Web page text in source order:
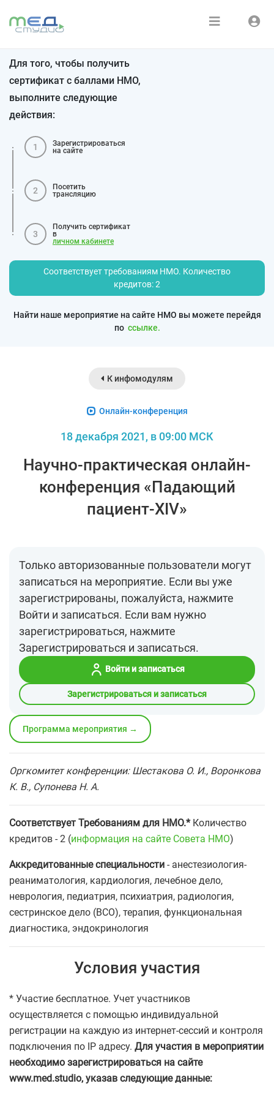
Зарегистрироваться
Для того, чтобы получить
сертификат с баллами НМО,
выполните следующие
действия:
1
Зарегистрироваться
на сайте
2
Посетить
трансляцию
3
Получить сертификат
в
личном кабинете
Соответствует требованиям НМО. Количество
кредитов: 2
Найти наше мероприятие на сайте НМО вы можете перейдя
по ссылке.
К инфомодулям
Онлайн-конференция
18 декабря 2021, в 09:00 МСК
Научно-практическая онлайн-
конференция «Падающий
пациент-XIV»
Только авторизованные пользователи могут
записаться на мероприятие. Если вы уже
зарегистрированы, пожалуйста, нажмите
Войти и записаться. Если вам нужно
зарегистрироваться, нажмите
Зарегистрироваться и записаться.
Войти и записаться
Зарегистрироваться и записаться
Программа мероприятия →
Оргкомитет конференции: Шестакова О. И., Воронкова
К. В., Супонева Н. А.
Соответствует Требованиям для НМО.*Количество
кредитов - 2 (информация на сайте Совета НМО)
Аккредитованные специальности - анестезиология-
реаниматология, кардиология, лечебное дело,
неврология, педиатрия, психиатрия, радиология,
сестринское дело (ВСО), терапия, функциональная
диагностика, эндокринология
Условия участия
* Участие бесплатное. Учет участников
осуществляется с помощью индивидуальной
регистрации на каждую из интернет-сессий и контроля
подключения по IP адресу. Для участия в мероприятии
необходимо зарегистрироваться на сайте
www.med.studio, указав следующие данные: